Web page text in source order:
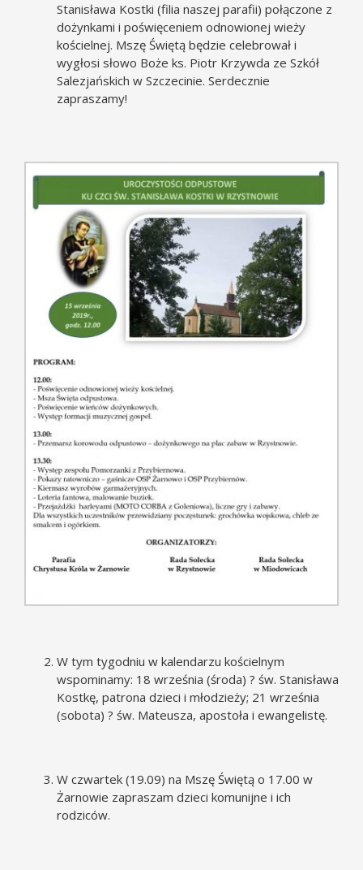
Stanisława Kostki (filia naszej parafii) połączone z
dożynkami i poświęceniem odnowionej wieży
kościelnej. Mszę Świętą będzie celebrował i
wygłosi słowo Boże ks. Piotr Krzywda ze Szkół
Salezjańskich w Szczecinie. Serdecznie
zapraszamy!
W tym tygodniu w kalendarzu kościelnym
wspominamy: 18 września (środa) ? św. Stanisława
Kostkę, patrona dzieci i młodzieży; 21 września
(sobota) ? św. Mateusza, apostoła i ewangelistę.
W czwartek (19.09) na Mszę Świętą o 17.00 w
Żarnowie zapraszam dzieci komunijne i ich
rodziców.